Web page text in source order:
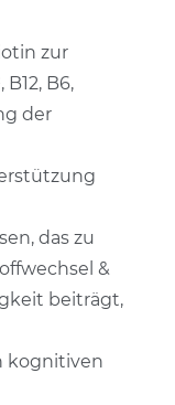
zur
, B12, B6,
der
das zu
&
beiträgt,
kognitiven